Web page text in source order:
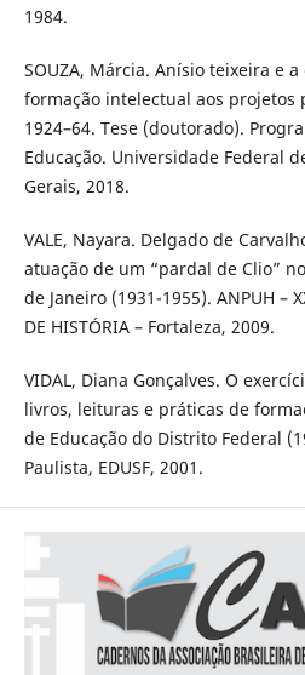
1984.
SOUZA, Márcia. Anísio teixeira e
formação intelectual aos projetos
1924–64. Tese (doutorado).
Educação. Universidade Federal
Gerais, 2018.
VALE, Nayara. Delgado de
atuação de um “pardal de Clio”
de Janeiro (1931-1955). ANPUH –
DE HISTÓRIA – Fortaleza, 2009.
VIDAL, Diana Gonçalves. O
livros, leituras e práticas de
de Educação do Distrito Federal
Paulista, EDUSF, 2001.